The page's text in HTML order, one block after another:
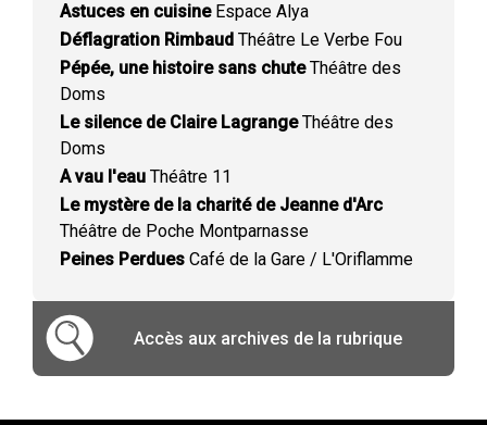
Astuces en cuisineEspace Alya
Déflagration Rimbaud Théâtre Le Verbe Fou
Pépée, une histoire sans chuteThéâtre des
Doms
Le silence de Claire LagrangeThéâtre des
Doms
A vau l'eau Théâtre 11
Le mystère de la charité de Jeanne d'Arc
Théâtre de Poche Montparnasse
Peines Perdues Café de la Gare / L'Oriflamme
Accès aux archives de la rubrique